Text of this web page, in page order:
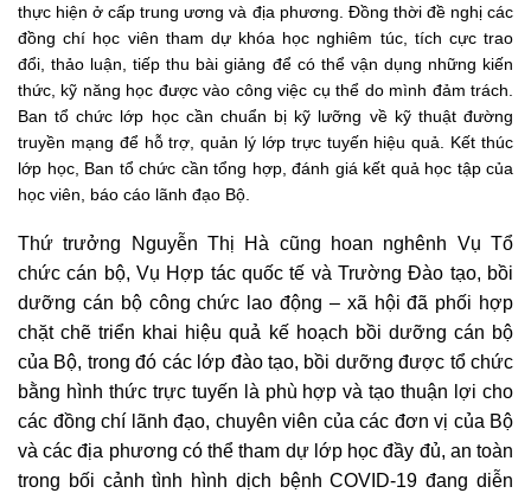
thực hiện ở cấp trung ương và địa phương. Đồng thời đề nghị các
đồng chí học viên tham dự khóa học nghiêm túc, tích cực trao
đổi, thảo luận, tiếp thu bài giảng để có thể vận dụng những kiến
thức, kỹ năng học được vào công việc cụ thể do mình đảm trách.
Ban tổ chức lớp học cần chuẩn bị kỹ lưỡng về kỹ thuật đường
truyền mạng để hỗ trợ, quản lý lớp trực tuyến hiệu quả. Kết thúc
lớp học, Ban tổ chức cần tổng hợp, đánh giá kết quả học tập của
học viên, báo cáo lãnh đạo Bộ.
Thứ trưởng Nguyễn Thị Hà cũng hoan nghênh Vụ Tổ
chức cán bộ, Vụ Hợp tác quốc tế và Trường Đào tạo, bồi
dưỡng cán bộ công chức lao động – xã hội đã phối hợp
chặt chẽ triển khai hiệu quả kế hoạch bồi dưỡng cán bộ
của Bộ, trong đó các lớp đào tạo, bồi dưỡng được tổ chức
bằng hình thức trực tuyến là phù hợp và tạo thuận lợi cho
các đồng chí lãnh đạo, chuyên viên của các đơn vị của Bộ
và các địa phương có thể tham dự lớp học đầy đủ, an toàn
trong bối cảnh tình hình dịch bệnh COVID-19 đang diễn